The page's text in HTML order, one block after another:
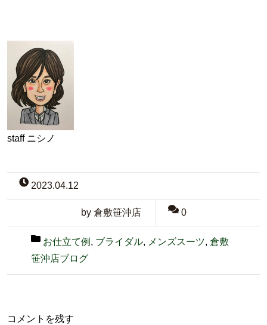
staff ニシノ
2023.04.12
by 倉敷笹沖店 0
お仕立て例 , ブライダル, メンズスーツ, 倉敷
笹沖店ブログ
コメントを残す